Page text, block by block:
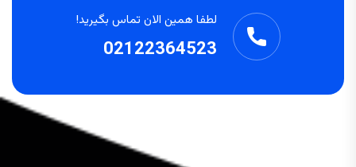
لطفا همین الان تماس بگیرید!
02122364523